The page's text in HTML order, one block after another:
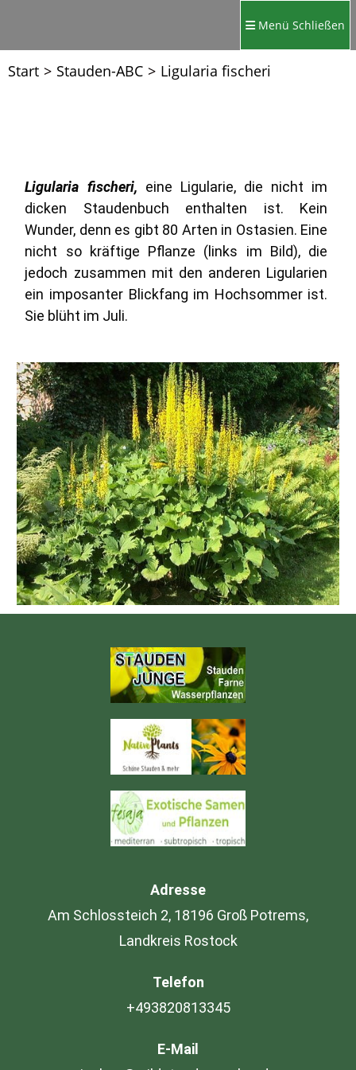
Menü Schließen
Start > Stauden-ABC > Ligularia fischeri
Ligularia fischeri, eine Ligularie, die nicht im
dicken Staudenbuch enthalten ist. Kein
Wunder, denn es gibt 80 Arten in Ostasien. Eine
nicht so kräftige Pflanze (links im Bild), die
jedoch zusammen mit den anderen Ligularien
ein imposanter Blickfang im Hochsommer ist.
Sie blüht im Juli.
Adresse
Am Schlossteich 2, 18196 Groß Potrems,
Landkreis Rostock
Telefon
+493820813345
E-Mail